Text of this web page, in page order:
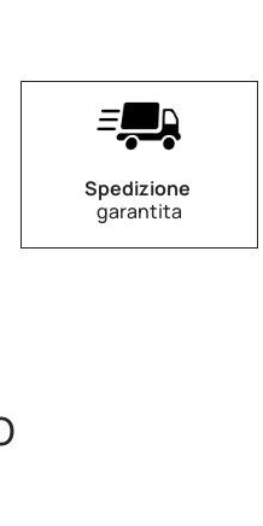
Spedizione
garantita